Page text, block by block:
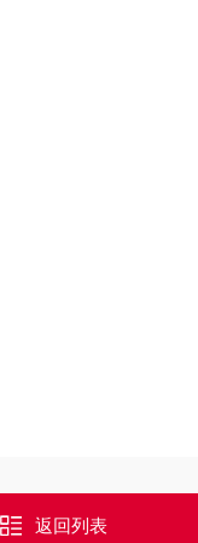
返回列表